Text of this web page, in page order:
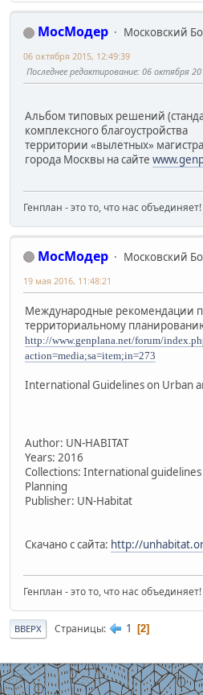
МосМодер Московский
06 октября 2015, 12:49:39
Последнее редактирование: 06 октября
Альбом типовых решений
комплексного благоустройства
территории «вылетных»
города Москвы на сайте
Генплан - это то, что нас объединяет!
МосМодер Московский
19 мая 2016, 11:48:21
Международные рекомендации
территориальному
http://www.genplana.net/forum/
action=media;sa=item;in=273
International Guidelines on Urban
Author: UN-HABITAT
Years: 2016
Collections: International
Planning
Publisher: UN-Habitat
Скачано с сайта: http://
Генплан - это то, что нас объединяет!
ВВЕРХ Страницы 1 2